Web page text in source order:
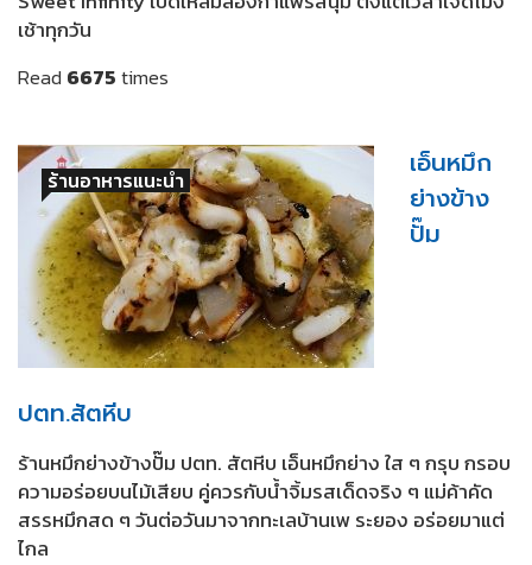
เช้าทุกวัน
Read 6675times
ร้านอาหารแนะนำ
เอ็นหมึก
ย่างข้าง
ปั๊ม
ปตท.สัตหีบ
ร้านหมึกย่างข้างปั๊ม ปตท. สัตหีบ เอ็นหมึกย่าง ใส ๆ กรุบ กรอบ
ความอร่อยบนไม้เสียบ คู่ควรกับน้ำจิ้มรสเด็ดจริง ๆ แม่ค้าคัด
สรรหมึกสด ๆ วันต่อวันมาจากทะเลบ้านเพ ระยอง อร่อยมาแต่
ไกล